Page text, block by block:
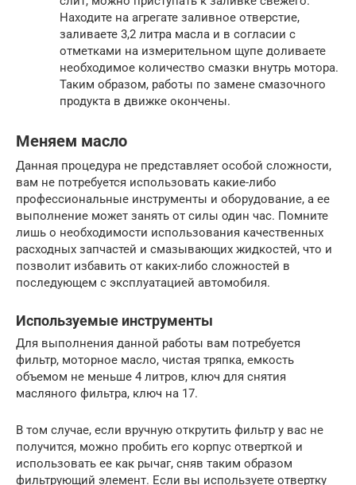
Находите на агрегате заливное отверстие,
заливаете 3,2 литра масла и в согласии с
отметками на измерительном щупе доливаете
необходимое количество смазки внутрь мотора.
Таким образом, работы по замене смазочного
продукта в движке окончены.
Меняем масло
Данная процедура не представляет особой сложности,
вам не потребуется использовать какие-либо
профессиональные инструменты и оборудование, а ее
выполнение может занять от силы один час. Помните
лишь о необходимости использования качественных
расходных запчастей и смазывающих жидкостей, что и
позволит избавить от каких-либо сложностей в
последующем с эксплуатацией автомобиля.
Используемые инструменты
Для выполнения данной работы вам потребуется
фильтр, моторное масло, чистая тряпка, емкость
объемом не меньше 4 литров, ключ для снятия
масляного фильтра, ключ на 17.
В том случае, если вручную открутить фильтр у вас не
получится, можно пробить его корпус отверткой и
использовать ее как рычаг, сняв таким образом
фильтрующий элемент. Если вы используете отвертку